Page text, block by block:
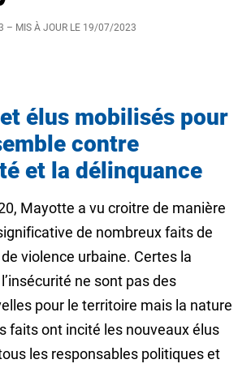
– MIS À JOUR LE 19/07/2023
élus mobilisés pour
contre
et la délinquance
Mayotte a vu croitre de manière
de nombreux faits de
violence urbaine. Certes la
ne sont pas des
pour le territoire mais la nature
faits ont incité les nouveaux élus
les responsables politiques et